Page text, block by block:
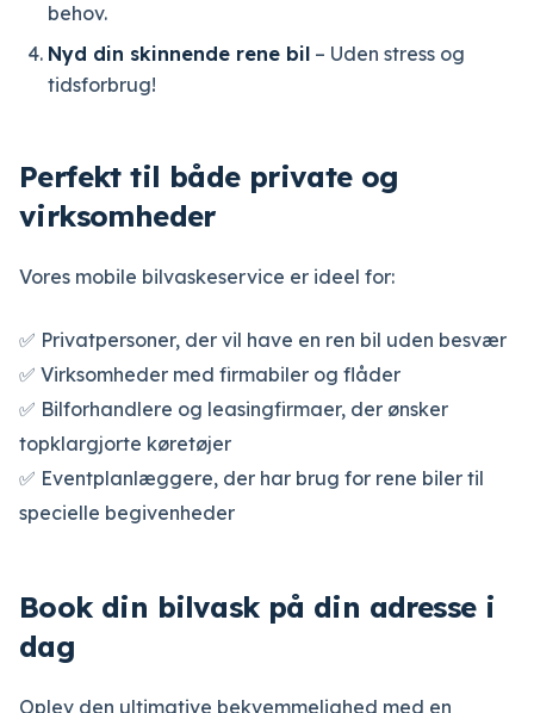
behov.
Nyd din skinnende rene bil – Uden stress og
tidsforbrug!
Perfekt til både private og
virksomheder
Vores mobile bilvaskeservice er ideel for:
✅ Privatpersoner, der vil have en ren bil uden besvær
✅ Virksomheder med firmabiler og flåder
✅ Bilforhandlere og leasingfirmaer, der ønsker
topklargjorte køretøjer
✅ Eventplanlæggere, der har brug for rene biler til
specielle begivenheder
Book din bilvask på din adresse i
dag
Oplev den ultimative bekvemmelighed med en